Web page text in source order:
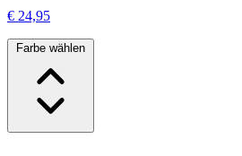
€ 24,95
Farbe wählen